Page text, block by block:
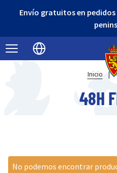
Envío gratuitos en pedidos
Seleccionar idioma
Inicio |
48H
No podemos encontrar